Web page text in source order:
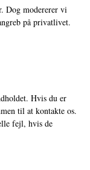
Dog modererer vi
på privatlivet.
Hvis du er
til at kontakte os.
fejl, hvis de